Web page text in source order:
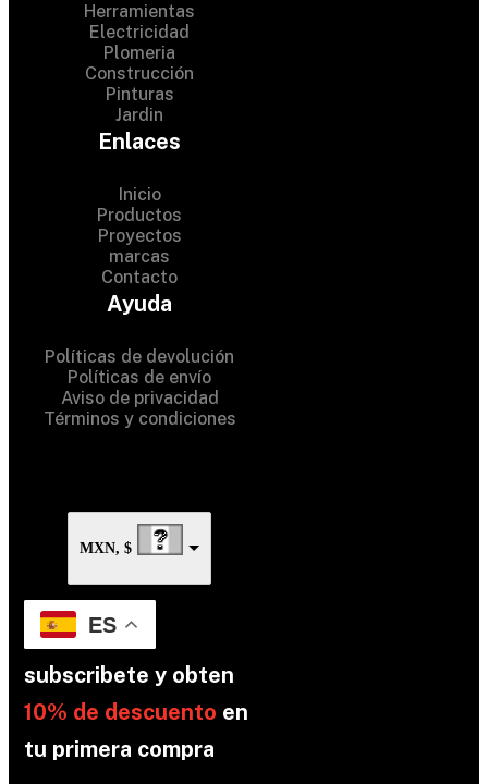
Herramientas
Electricidad
Plomeria
Construcción
Pinturas
Jardin
Enlaces
Inicio
Productos
Proyectos
marcas
Contacto
Ayuda
Políticas de devolución
Políticas de envío
Aviso de privacidad
Términos y condiciones
MXN, $
ES
subscribete y obten
10% de descuento en
tu primera compra